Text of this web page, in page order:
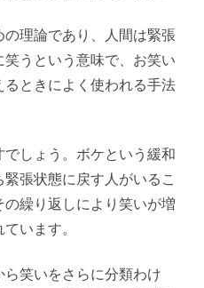
理論であり、人間は緊張
うという意味で、お笑い
ときによく使われる手法
しょう。ボケという緩和
張状態に戻す人がいるこ
繰り返しにより笑いが増
います。
笑いをさらに分類わけ